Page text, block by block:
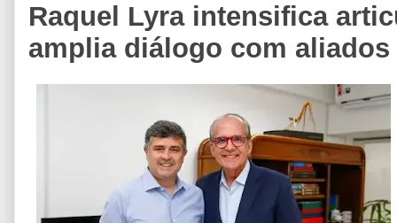
Raquel Lyra intensifica
amplia diálogo com aliados